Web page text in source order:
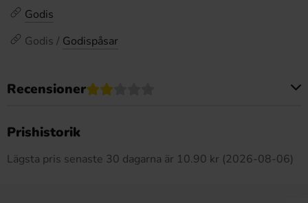
Godis
Godis / Godispåsar
Recensioner
Prishistorik
Lägsta pris senaste 30 dagarna är 10.90 kr (2026-08-06)